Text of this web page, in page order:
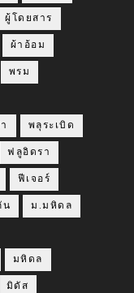
ผู้โดยสาร
ผ้าอ้อม
พรม
พลุระเบิด
ฟลูอิดรา
ฟีเจอร์
น ม.มหิดล
มหิดล
มิดัส